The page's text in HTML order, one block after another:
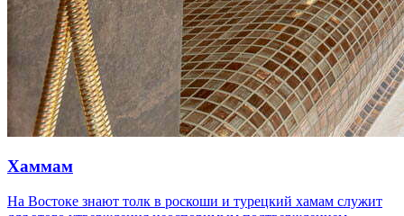
Хаммам
На Востоке знают толк в роскоши и турецкий хамам служит